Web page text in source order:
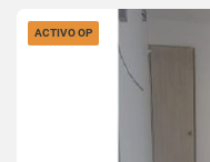
ACTIVO OP